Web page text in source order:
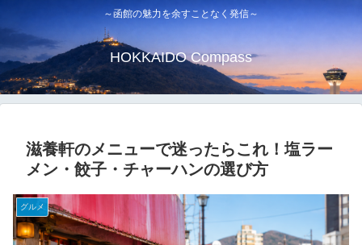
～函館の魅力を余すことなく発信～
HOKKAIDO Compass
滋養軒のメニューで迷ったらこれ！塩ラー
メン・餃子・チャーハンの選び方
グルメ